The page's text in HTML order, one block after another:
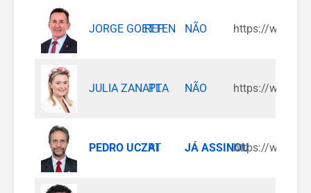
JORGE GOETTEN
REP. NÃO https://
JULIA ZANATTA
PL NÃO https://
PEDRO UCZAI
PT JÁ ASSINOUhttps://